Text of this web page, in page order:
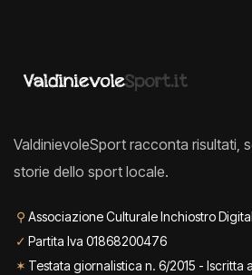
ValdinievoleSport racconta risultati,
storie dello sport locale.
⚲ Associazione Culturale Inchiostro
✓ Partita Iva 01868200476
✶ Testata giornalistica n. 6/2015 - Iscritta